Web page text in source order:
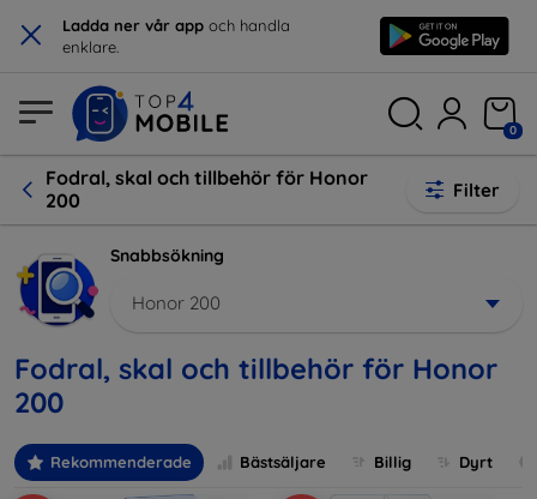
× Ladda ner vår app och handla
enklare.
0
Fodral, skal och tillbehör för Honor
200
Filter
Snabbsökning
Honor 200
Fodral, skal och tillbehör för Honor
200
Rekommenderade Bästsäljare Billig Dyrt